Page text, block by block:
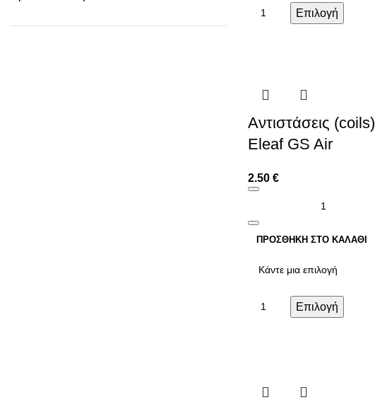
Επιλογή
Αντιστάσεις (coils)
Eleaf GS Air
2.50 €
ΠΡΟΣΘΉΚΗ ΣΤΟ ΚΑΛΆΘΙ
Επιλογή